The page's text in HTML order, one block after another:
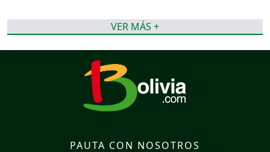
VER MÁS +
PAUTA CON NOSOTROS